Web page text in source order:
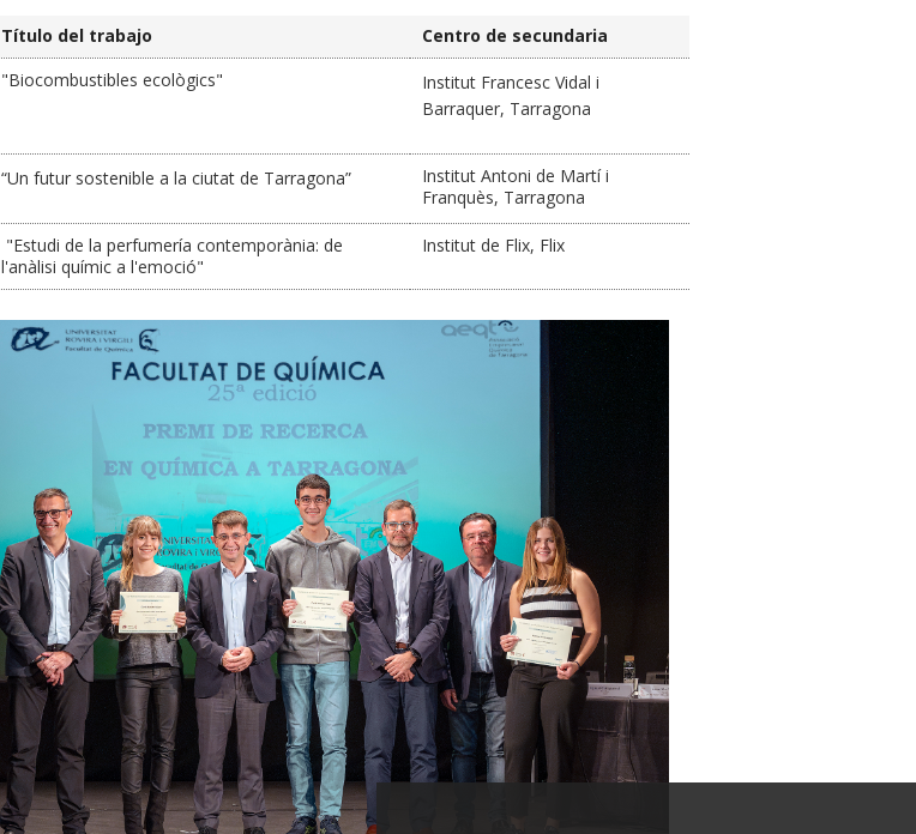
Título del trabajo
Centro de secundaria
"Biocombustibles ecològics"
Institut Francesc Vidal i
Barraquer, Tarragona
“Un futur sostenible a la ciutat de Tarragona”
Institut Antoni de Martí i
Franquès, Tarragona
"Estudi de la perfumería contemporània: de
l'anàlisi químic a l'emoció"
Institut de Flix, Flix